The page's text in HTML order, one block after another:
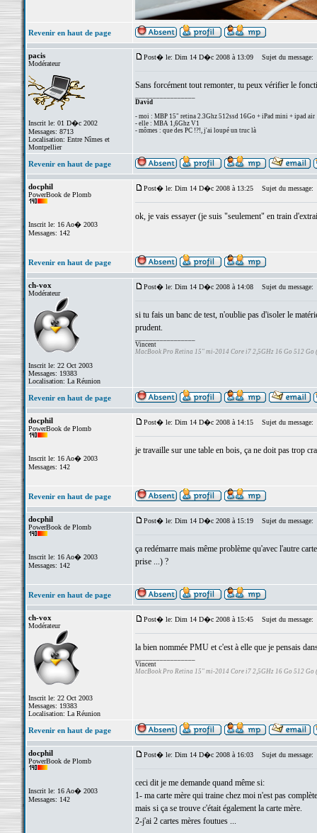
Revenir en haut de page
pacis
Modérateur
Inscrit le: 01 D�c 2002
Messages: 8713
Localisation: Entre Nîmes et
Montpellier
Post� le: Dim 14 D�c 2008 à 13:09 Sujet du message:
Sans forcément tout remonter, tu peux vérifier le
David
- moi : MBP 15" retina 2.3Ghz 512ssd 16Go + iPad mini + ipad air
- elle : MBA 1,6Ghz V1
- mômes : que des PC !?!, j'ai loupé un truc là
Revenir en haut de page
docphil
PowerBook de Plomb
Inscrit le: 16 Ao� 2003
Messages: 142
Post� le: Dim 14 D�c 2008 à 13:25 Sujet du message:
ok, je vais essayer (je suis "seulement" en train
Revenir en haut de page
ch-vox
Modérateur
Inscrit le: 22 Oct 2003
Messages: 19383
Localisation: La Réunion
Post� le: Dim 14 D�c 2008 à 14:08 Sujet du message:
si tu fais un banc de test, n'oublie pas d'isoler le
prudent.
Vincent
MacBook Pro Retina 15" mi-2014 Core i7 2,5GHz 16 Go 512 Go
Revenir en haut de page
docphil
PowerBook de Plomb
Inscrit le: 16 Ao� 2003
Messages: 142
Post� le: Dim 14 D�c 2008 à 14:15 Sujet du message:
je travaille sur une table en bois, ça ne doit pas trop
Revenir en haut de page
docphil
PowerBook de Plomb
Inscrit le: 16 Ao� 2003
Messages: 142
Post� le: Dim 14 D�c 2008 à 15:19 Sujet du message:
ça redémarre mais même problème qu'avec l'autre
prise ...) ?
Revenir en haut de page
ch-vox
Modérateur
Inscrit le: 22 Oct 2003
Messages: 19383
Localisation: La Réunion
Post� le: Dim 14 D�c 2008 à 15:45 Sujet du message:
la bien nommée PMU et c'est à elle que je pensais
Vincent
MacBook Pro Retina 15" mi-2014 Core i7 2,5GHz 16 Go 512 Go
Revenir en haut de page
docphil
PowerBook de Plomb
Inscrit le: 16 Ao� 2003
Messages: 142
Post� le: Dim 14 D�c 2008 à 16:03 Sujet du message:
ceci dit je me demande quand même si:
1- ma carte mère qui traine chez moi n'est pas
mais si ça se trouve c'était également la carte mère.
2-j'ai 2 cartes mères foutues ...